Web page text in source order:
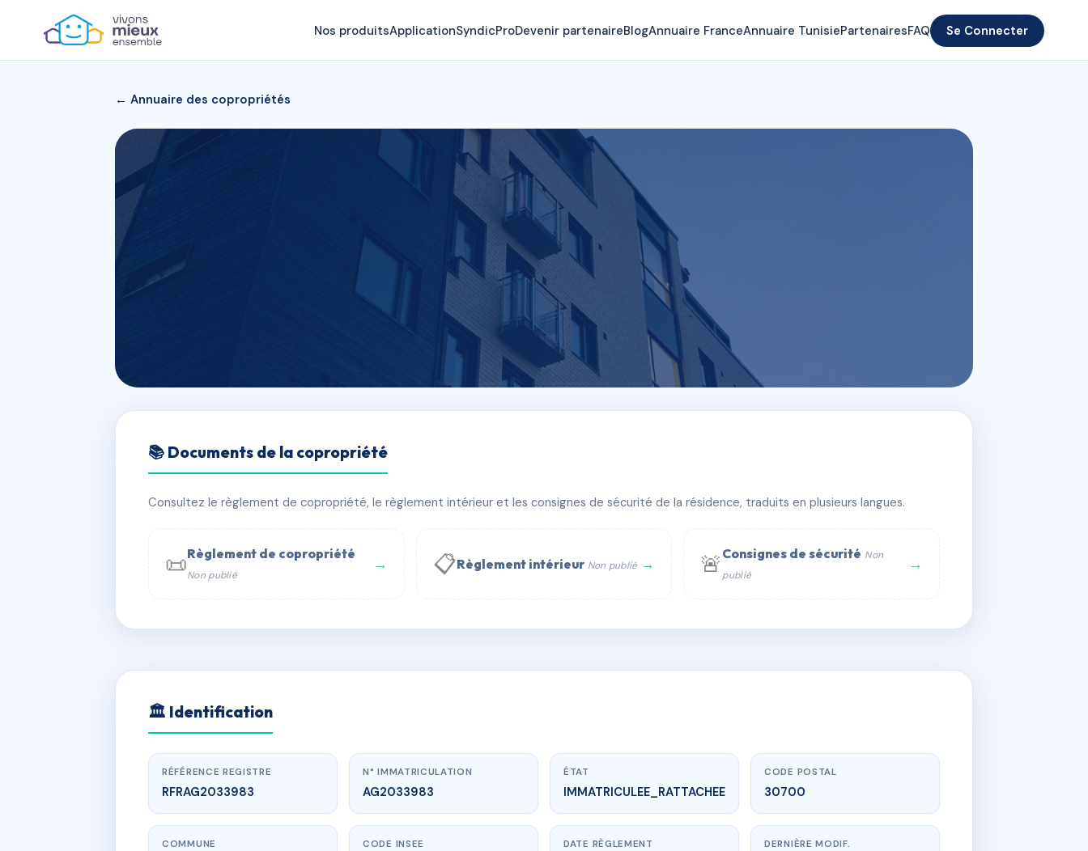
Nos produitsApplicationSyndicProDevenir partenaireBlogAnnuaire FranceAnnuaire TunisiePartenairesFAQ Se Connecter
← Annuaire des copropriétés
17 Rue Pelisserie 30700 uzes
📍 17 r pelisserie 30700 Uzès
📞 Contacter Syndic Digital 💬 WhatsApp
📚 Documents de la copropriété
Consultez le règlement de copropriété, le règlement intérieur et les consignes de sécurité de la résidence, traduits en plusieurs langues.
📜Règlement de copropriété
Non publié
→ 📋Règlement intérieur Non publié → 🚨 Consignes de sécurité Non
publié
→
AG2033983 🇫🇷
🏛 Identification
RÉFÉRENCE REGISTRE
RFRAG2033983
N° IMMATRICULATION
AG2033983
ÉTAT
IMMATRICULEE_RATTACHEE
CODE POSTAL
30700
COMMUNE CODE INSEE DATE RÈGLEMENT DERNIÈRE MODIF.